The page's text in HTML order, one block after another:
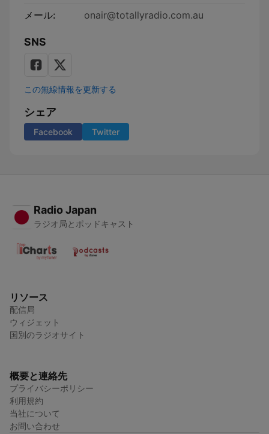
メール:
onair@totallyradio.com.au
SNS
この無線情報を更新する
シェア
Facebook Twitter
Radio Japan
ラジオ局とポッドキャスト
リソース
配信局
ウィジェット
国別のラジオサイト
概要と連絡先
プライバシーポリシー
利用規約
当社について
お問い合わせ